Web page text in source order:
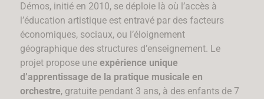
Démos, initié en 2010, se déploie là où l’accès à
l’éducation artistique est entravé par des facteurs
économiques, sociaux, ou l’éloignement
géographique des structures d’enseignement. Le
projet propose une expérience unique
d’apprentissage de la pratique musicale en
orchestre, gratuite pendant 3 ans, à des enfants de 7